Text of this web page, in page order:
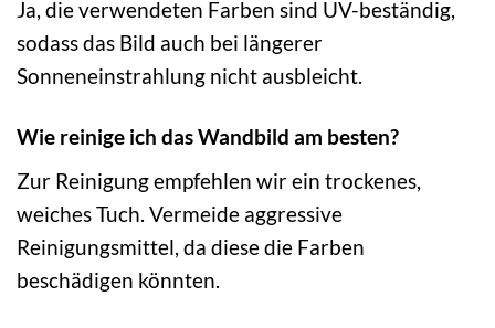
Ja, die verwendeten Farben sind UV-beständig,
sodass das Bild auch bei längerer
Sonneneinstrahlung nicht ausbleicht.
Wie reinige ich das Wandbild am besten?
Zur Reinigung empfehlen wir ein trockenes,
weiches Tuch. Vermeide aggressive
Reinigungsmittel, da diese die Farben
beschädigen könnten.